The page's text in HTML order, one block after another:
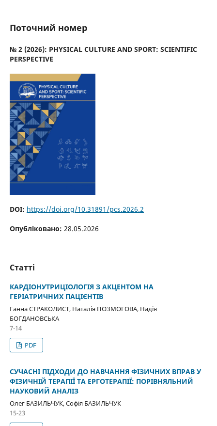
Поточний номер
№ 2 (2026): PHYSICAL CULTURE AND SPORT: SCIENTIFIC
PERSPECTIVE
DOI: https://doi.org/10.31891/pcs.2026.2
Опубліковано: 28.05.2026
Статті
КАРДІОНУТРИЦІОЛОГІЯ З АКЦЕНТОМ НА
ГЕРІАТРИЧНИХ ПАЦІЄНТІВ
Ганна СТРАКОЛИСТ, Наталія ПОЗМОГОВА, Надія
БОГДАНОВСЬКА
7-14
PDF
СУЧАСНІ ПІДХОДИ ДО НАВЧАННЯ ФІЗИЧНИХ ВПРАВ У
ФІЗИЧНІЙ ТЕРАПІЇ ТА ЕРГОТЕРАПІЇ: ПОРІВНЯЛЬНИЙ
НАУКОВИЙ АНАЛІЗ
Олег БАЗИЛЬЧУК, Софія БАЗИЛЬЧУК
15-23